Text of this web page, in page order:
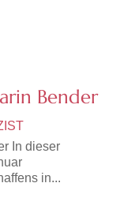
Bender
In dieser
in...